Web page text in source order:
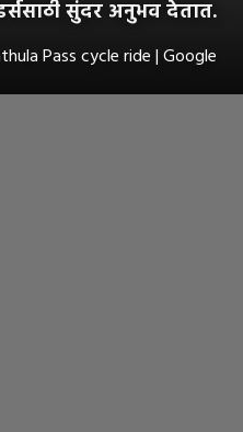
सुंदर अनुभव देतात.
Pass cycle ride | Google